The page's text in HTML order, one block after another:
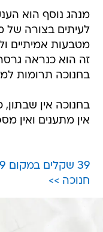
מנהג נוסף הוא
לעיתים בצורה של
מטבעות אמיתיים
זה הוא כנראה
בחנוכה תרומות
בחנוכה אין
אין מתענים ואין
חנוכה >>